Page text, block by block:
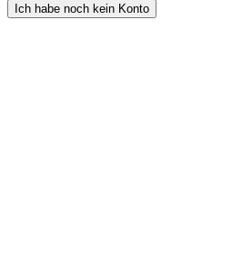
Ich habe noch kein Konto